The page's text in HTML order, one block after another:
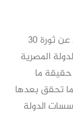
وشدد فرحات على أن حديث الرئيس عن ثورة 30
المصرية
ما
تحقق بعدها
الدولة